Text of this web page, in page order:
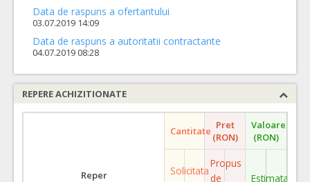
Data de raspuns a ofertantului
03.07.2019 14:09
Data de raspuns a autoritatii contractante
04.07.2019 08:28
REPERE ACHIZITIONATE
Reper
Cantitate Pret
(RON)
Valoare
(RON)
Solicitata
Propus
de
Estimata